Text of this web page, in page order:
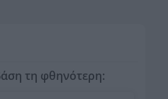
τη φθηνότερη: